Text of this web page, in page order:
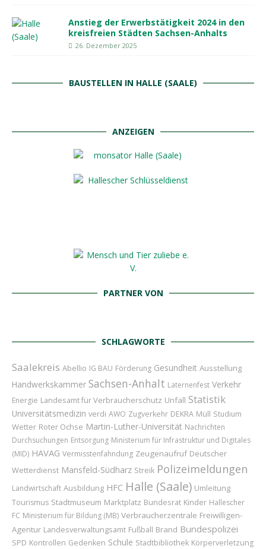
Anstieg der Erwerbstätigkeit 2024 in den
kreisfreien Städten Sachsen-Anhalts
26. Dezember 2025
BAUSTELLEN IN HALLE (SAALE)
ANZEIGEN
PARTNER VON
SCHLAGWORTE
Saalekreis Abellio IG BAU Förderung Gesundheit Ausstellung
Handwerkskammer Sachsen-Anhalt Laternenfest Verkehr
Energie Landesamt für Verbraucherschutz Unfall Statistik
Universitätsmedizin verdi AWO Zugverkehr DEKRA Müll Studium
Wetter Roter Ochse Martin-Luther-Universität Nachrichten
Durchsuchungen Entsorgung Ministerium für Infrastruktur und Digitales
(MID) HAVAG Vermisstenfahndung Zeugenaufruf Deutscher
Wetterdienst Mansfeld-Südharz Streik Polizeimeldungen
Landwirtschaft Ausbildung HFC Halle (Saale) Umleitung
Tourismus Stadtmuseum Marktplatz Bundesrat Kinder Hallescher
FC Ministerium für Bildung (MB) Verbraucherzentrale Freiwilligen-
Agentur Landesverwaltungsamt Fußball Brand Bundespolizei
SPD Kontrollen Gedenken Schule Stadtbibliothek Körperverletzung